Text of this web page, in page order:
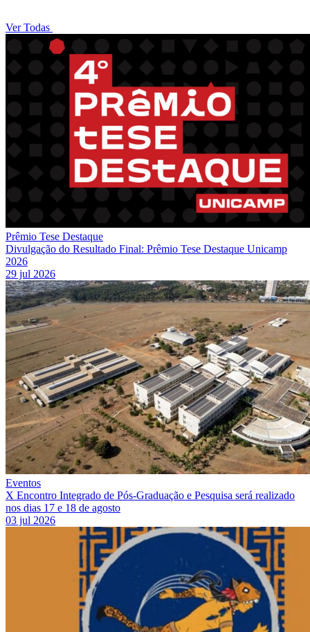
Ver Todas
Prêmio Tese Destaque
Divulgação do Resultado Final: Prêmio Tese Destaque Unicamp
2026
29 jul 2026
Eventos
X Encontro Integrado de Pós-Graduação e Pesquisa será realizado
nos dias 17 e 18 de agosto
03 jul 2026